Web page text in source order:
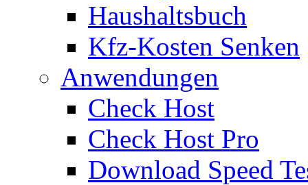
Haushaltsbuch
Kfz-Kosten Senken
Anwendungen
Check Host
Check Host Pro
Download Speed